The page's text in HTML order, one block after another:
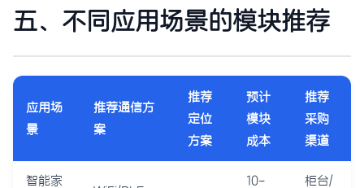
五、不同应用场景的模块推荐
应用场
景
推荐通信方
案
推荐
定位
方案
预计
模块
成本
推荐
采购
渠道
智能家
10-
柜台/